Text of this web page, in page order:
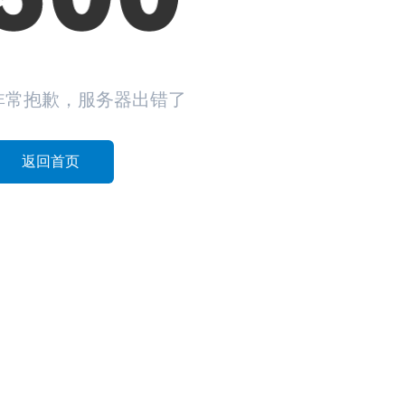
常抱歉，服务器出错了
返回首页